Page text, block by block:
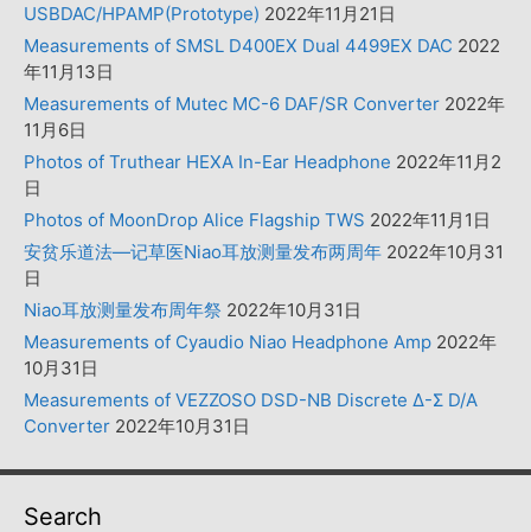
USBDAC/HPAMP(Prototype) 2022年11月21日
Measurements of SMSL D400EX Dual 4499EX DAC 2022
年11月13日
Measurements of Mutec MC-6 DAF/SR Converter 2022年
11月6日
Photos of Truthear HEXA In-Ear Headphone 2022年11月2
日
Photos of MoonDrop Alice Flagship TWS 2022年11月1日
安贫乐道法—记草医Niao耳放测量发布两周年 2022年10月31
日
Niao耳放测量发布周年祭 2022年10月31日
Measurements of Cyaudio Niao Headphone Amp 2022年
10月31日
Measurements of VEZZOSO DSD-NB Discrete Δ-Σ D/A
Converter 2022年10月31日
Search